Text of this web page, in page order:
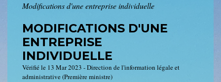
Modifications d'une entreprise individuelle
MODIFICATIONS D'UNE
ENTREPRISE
INDIVIDUELLE
Vérifié le 13 Mar 2023 - Direction de l'information légale et
administrative (Première ministre)